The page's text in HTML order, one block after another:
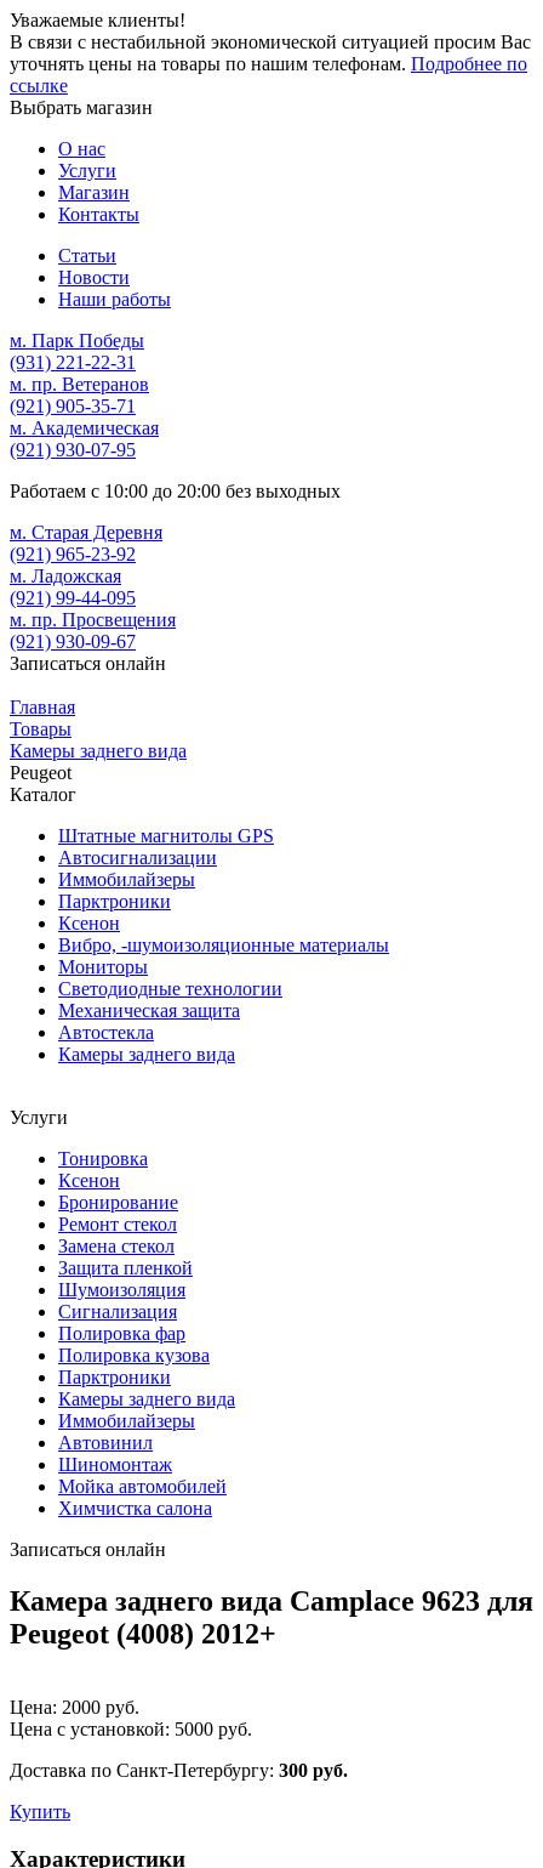
Уважаемые клиенты!
В связи с нестабильной экономической ситуацией просим Вас
уточнять цены на товары по нашим телефонам. Подробнее по
ссылке
Выбрать магазин
О нас
Услуги
Магазин
Контакты
Статьи
Новости
Наши работы
м. Парк Победы
(931) 221-22-31
м. пр. Ветеранов
(921) 905-35-71
м. Академическая
(921) 930-07-95
Работаем с 10:00 до 20:00 без выходных
м. Старая Деревня
(921) 965-23-92
м. Ладожская
(921) 99-44-095
м. пр. Просвещения
(921) 930-09-67
Записаться онлайн
Главная
Товары
Камеры заднего вида
Peugeot
Каталог
Штатные магнитолы GPS
Автосигнализации
Иммобилайзеры
Парктроники
Ксенон
Вибро, -шумоизоляционные материалы
Мониторы
Светодиодные технологии
Механическая защита
Автостекла
Камеры заднего вида
Услуги
Тонировка
Ксенон
Бронирование
Ремонт стекол
Замена стекол
Защита пленкой
Шумоизоляция
Сигнализация
Полировка фар
Полировка кузова
Парктроники
Камеры заднего вида
Иммобилайзеры
Автовинил
Шиномонтаж
Мойка автомобилей
Химчистка салона
Записаться онлайн
Камера заднего вида Camplace 9623 для
Peugeot (4008) 2012+
Цена: 2000 руб.
Цена с установкой: 5000 руб.
Доставка по Санкт-Петербургу: 300 руб.
Купить
Характеристики